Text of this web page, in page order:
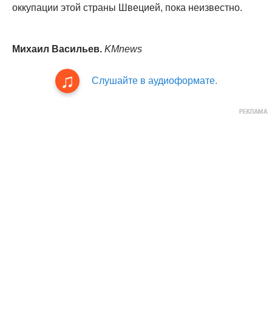
оккупации этой страны Швецией, пока неизвестно.
Михаил Васильев. KMnews
Слушайте в аудиоформате.